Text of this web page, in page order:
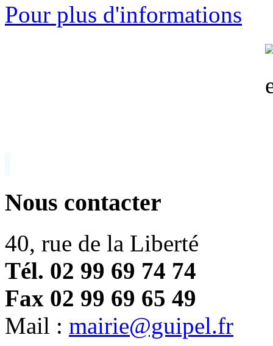
Pour plus d'informations
Nous contacter
40, rue de la Liberté
Tél. 02 99 69 74 74
Fax 02 99 69 65 49
Mail : mairie@guipel.fr